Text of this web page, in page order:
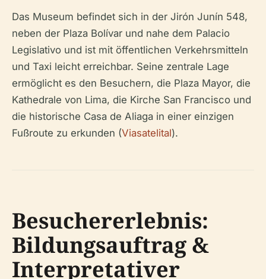
Das Museum befindet sich in der Jirón Junín 548,
neben der Plaza Bolívar und nahe dem Palacio
Legislativo und ist mit öffentlichen Verkehrsmitteln
und Taxi leicht erreichbar. Seine zentrale Lage
ermöglicht es den Besuchern, die Plaza Mayor, die
Kathedrale von Lima, die Kirche San Francisco und
die historische Casa de Aliaga in einer einzigen
Fußroute zu erkunden (Viasatelital).
Besuchererlebnis:
Bildungsauftrag &
Interpretativer